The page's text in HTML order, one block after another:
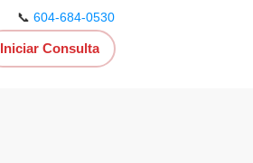
📞 604-684-0530
Iniciar Consulta